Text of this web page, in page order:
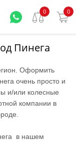
0 0
Пинега
Оформить
очень просто и
и/или колесные
компании в
в нашем